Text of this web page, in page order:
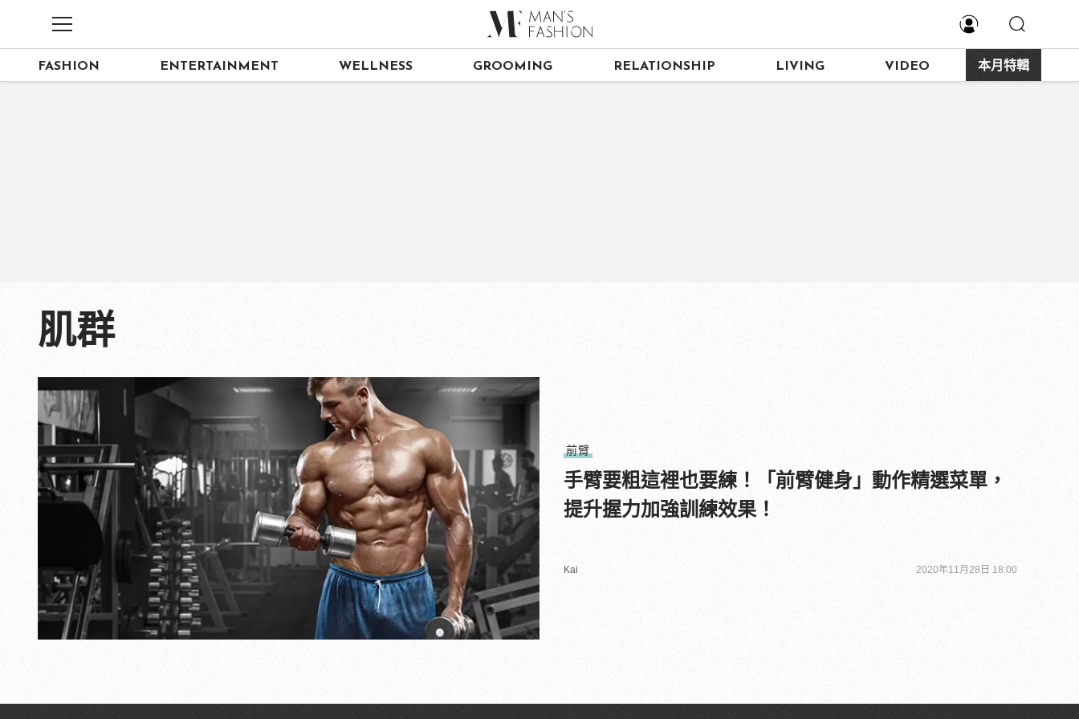
FASHION ENTERTAINMENT WELLNESS GROOMING RELATIONSHIP LIVING VIDEO 本月特輯
肌群
前臂
手臂要粗這裡也要練！「前臂健身」動作精選菜單，
提升握力加強訓練效果！
Kai 2020年11月28日 18:00